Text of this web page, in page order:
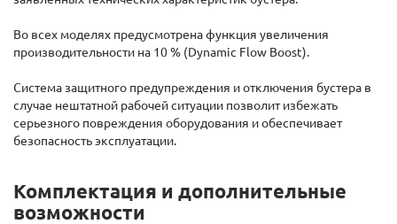
Во всех моделях предусмотрена функция увеличения
производительности на 10 % (Dynamic Flow Boost).
Система защитного предупреждения и отключения бустера в
случае нештатной рабочей ситуации позволит избежать
серьезного повреждения оборудования и обеспечивает
безопасность эксплуатации.
Комплектация и дополнительные
возможности